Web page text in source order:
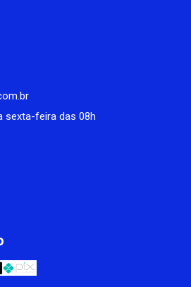
sexta-feira das 08h